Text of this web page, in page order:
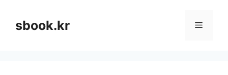
sbook.kr 메